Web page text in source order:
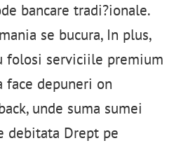
bancare tradi?ionale.
se bucura, In plus,
folosi serviciile premium
face depuneri on
unde suma sumei
debitata Drept pe